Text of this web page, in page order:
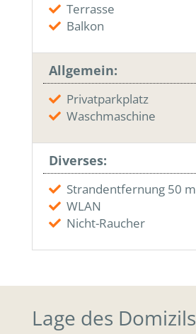
Terrasse
Balkon
Allgemein:
Privatparkplatz
Waschmaschine
Diverses:
Strandentfernung 50 m
WLAN
Nicht-Raucher
Lage des Domizils